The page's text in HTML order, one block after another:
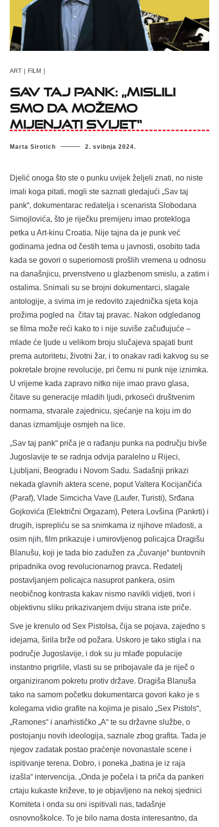
ART | FILM |
SAV TAJ PANK: „mislili
smo da možemo
mijenjati svijet“
Marta Sirotich 2. svibnja 2024.
Djelić onoga što ste o punku uvijek željeli znati, no niste
imali koga pitati, mogli ste saznati gledajući „Sav taj
pank“, dokumentarac redatelja i scenarista Slobodana
Simojlovića, što je riječku premijeru imao protekloga
petka u Art-kinu Croatia. Nije tajna da je punk već
godinama jedna od čestih tema u javnosti, osobito tada
kada se govori o superiornosti prošlih vremena u odnosu
na današnjicu, prvenstveno u glazbenom smislu, a zatim i
ostalima. Snimali su se brojni dokumentarci, slagale
antologije, a svima im je redovito zajednička sjeta koja
prožima pogled na čitav taj pravac. Nakon odgledanog
se filma može reći kako to i nije suviše začuđujuće –
mlade će ljude u velikom broju slučajeva spajati bunt
prema autoritetu, životni žar, i to onakav radi kakvog su se
pokretale brojne revolucije, pri čemu ni punk nije iznimka.
U vrijeme kada zapravo nitko nije imao pravo glasa,
čitave su generacije mladih ljudi, prkoseći društvenim
normama, stvarale zajednicu, sjećanje na koju im do
danas izmamljuje osmjeh na lice.
„Sav taj pank“ priča je o rađanju punka na području bivše
Jugoslavije te se radnja odvija paralelno u Rijeci,
Ljubljani, Beogradu i Novom Sadu. Sadašnji prikazi
nekada glavnih aktera scene, poput Valtera Kocijančića
(Paraf), Vlade Simcicha Vave (Laufer, Turisti), Srđana
Gojkovića (Električni Orgazam), Petera Lovšina (Pankrti) i
drugih, isprepliću se sa snimkama iz njihove mladosti, a
osim njih, film prikazuje i umirovljenog policajca Dragišu
Blanušu, koji je tada bio zadužen za „čuvanje“ buntovnih
pripadnika ovog revolucionarnog pravca. Redatelj
postavljanjem policajca nasuprot pankera, osim
neobičnog kontrasta kakav nismo navikli vidjeti, tvori i
objektivnu sliku prikazivanjem dviju strana iste priče.
Sve je krenulo od Sex Pistolsa, čija se pojava, zajedno s
idejama, širila brže od požara. Uskoro je tako stigla i na
područje Jugoslavije, i dok su ju mlađe populacije
instantno prigrlile, vlasti su se pribojavale da je riječ o
organiziranom pokretu protiv države. Dragiša Blanuša
tako na samom početku dokumentarca govori kako je s
kolegama vidio grafite na kojima je pisalo „Sex Pistols“,
„Ramones“ i anarhističko „A“ te su državne službe, o
postojanju novih ideologija, saznale zbog grafita. Tada je
njegov zadatak postao praćenje novonastale scene i
ispitivanje terena. Dobro, i poneka „batina je iz raja
izašla“ intervencija. „Onda je počela i ta priča da pankeri
crtaju kukaste križeve, to je objavljeno na nekoj sjednici
Komiteta i onda su oni ispitivali nas, tadašnje
osnovnoškolce. To je bilo nama dosta interesantno, da